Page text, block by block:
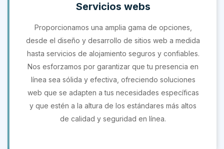
Servicios webs
Proporcionamos una amplia gama de opciones,
desde el diseño y desarrollo de sitios web a medida
hasta servicios de alojamiento seguros y confiables.
Nos esforzamos por garantizar que tu presencia en
línea sea sólida y efectiva, ofreciendo soluciones
web que se adapten a tus necesidades específicas
y que estén a la altura de los estándares más altos
de calidad y seguridad en línea.